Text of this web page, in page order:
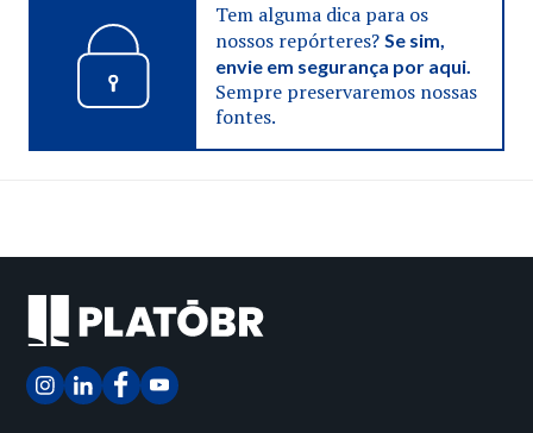
Tem alguma dica para os
nossos repórteres? Se sim,
envie em segurança por aqui.
Sempre preservaremos nossas
fontes.